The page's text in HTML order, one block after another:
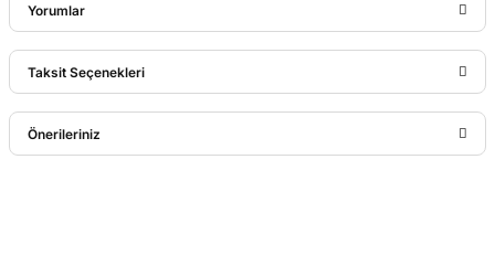
Yorumlar
Bu ürüne ilk yorumu siz yapın!
Taksit Seçenekleri
Önerileriniz